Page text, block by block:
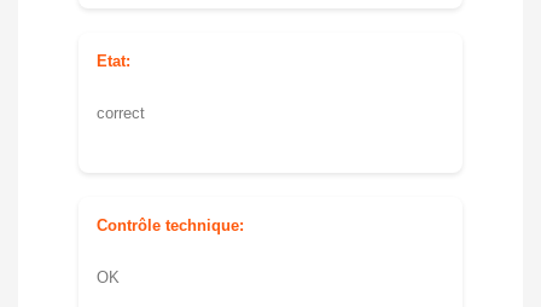
Etat:
correct
Contrôle technique:
OK